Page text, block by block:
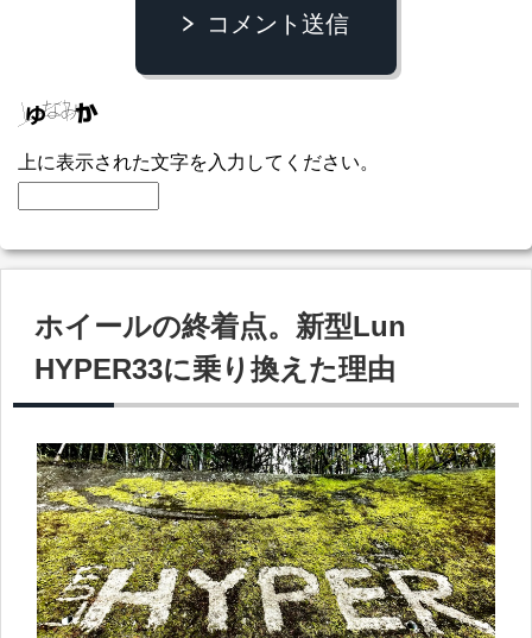
コメント送信
上に表示された文字を入力してください。
ホイールの終着点。新型Lun
HYPER33に乗り換えた理由